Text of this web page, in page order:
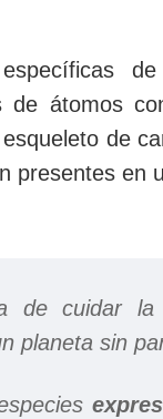
de átomos
de
presentes en